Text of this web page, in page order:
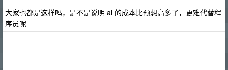
大家也都是这样吗，是不是说明 ai 的成本比预想高多了，更难代替程
序员呢